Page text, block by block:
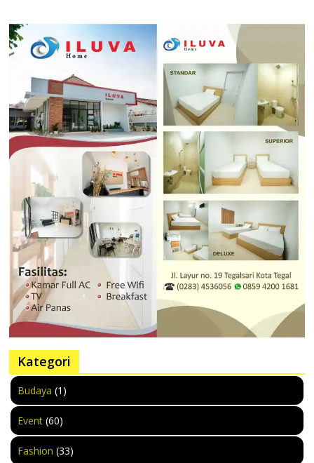
Kategori
Budaya (1)
Event (60)
Fashion (33)